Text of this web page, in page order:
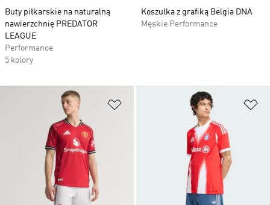
Buty piłkarskie na naturalną
nawierzchnię PREDATOR
LEAGUE
Performance
5 kolory
Koszulka z grafiką Belgia DNA
Męskie Performance
Dodaj do listy życzeń